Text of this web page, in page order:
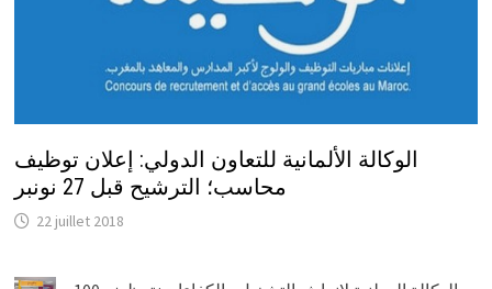
الوكالة الألمانية للتعاون الدولي: إعلان توظيف
محاسب؛ الترشيح قبل 27 نونبر
22 juillet 2018